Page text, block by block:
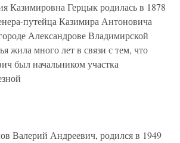
Казимировна Герцык родилась в 1878
путейца Казимира Антоновича
Александрове Владимирской
жила много лет в связи с тем, что
был начальником участка
Валерий Андреевич, родился в 1949